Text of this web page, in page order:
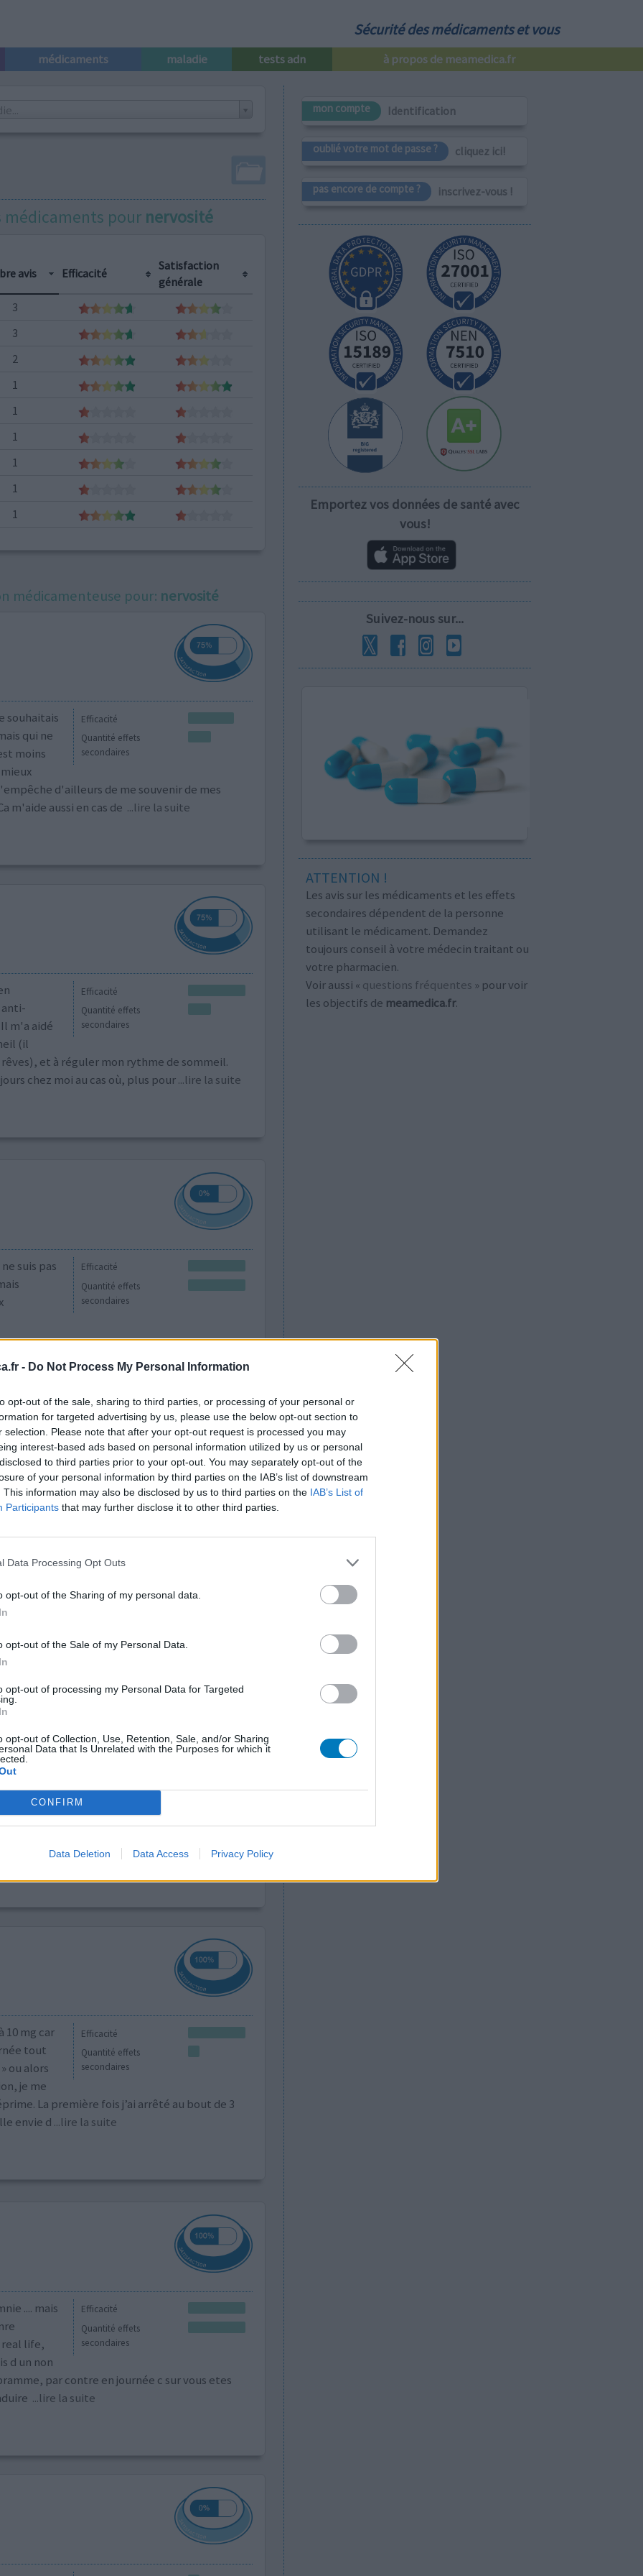
- Do Not Process My Personal Information
opt-out of the sale, sharing to third parties, or processing of your personal or
for targeted advertising by us, please use the below opt-out section to
selection. Please note that after your opt-out request is processed you may
interest-based ads based on personal information utilized by us or personal
to third parties prior to your opt-out. You may separately opt-out of the
of your personal information by third parties on the IAB’s list of downstream
This information may also be disclosed by us to third parties on the IAB’s List of
Participants that may further disclose it to other third parties.
Data Processing Opt Outs
opt-out of the Sharing of my personal data.
opt-out of the Sale of my Personal Data.
opt-out of processing my Personal Data for Targeted
opt-out of Collection, Use, Retention, Sale, and/or Sharing
Data that Is Unrelated with the Purposes for which it
CONFIRM
Data Deletion Data Access Privacy Policy
Sécurité des médicaments et vous
médicaments maladie tests adn à propos de meamedica.fr
médicaments pour nervosité
avis Efficacité
Satisfaction
générale
3
3
2
1
1
1
1
1
1
médicamenteuse pour: nervosité
Efficacité
Quantité effets
secondaires
souhaitais
qui ne
moins
d'ailleurs de me souvenir de mes
m'aide aussi en cas de ...lire la suite
Efficacité
Quantité effets
secondaires
m'a aidé
(il
et à réguler mon rythme de sommeil.
chez moi au cas où, plus pour...lire la suite
Efficacité
Quantité effets
secondaires
suis pas
Efficacité
secondaires
plus
pour ça à
donc
de nerf
ce
tout
m'en
lavé, ne pas reconnaitre ma soeur , envoyer
e
...lire la suite
Efficacité
Quantité effets
secondaires
10 mg car
tout
ou alors
je me
La première fois j’ai arrêté au bout de 3
envie d ...lire la suite
Efficacité
Quantité effets
secondaires
.... mais
life,
d un non
par contre en journée c sur vous etes
...lire la suite
mon compte Identification
oublié votre mot de passe ? cliquez ici!
pas encore de compte ? inscrivez-vous !
Emportez vos données de santé avec
vous!
Suivez-nous sur...
ATTENTION !
Les avis sur les médicaments et les effets
secondaires dépendent de la personne
utilisant le médicament. Demandez
toujours conseil à votre médecin traitant ou
votre pharmacien.
Voir aussi « questions fréquentes » pour voir
les objectifs de meamedica.fr.